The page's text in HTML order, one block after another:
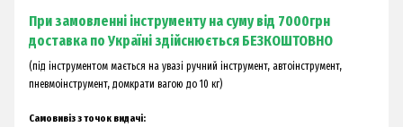
При замовленні інструменту на суму від 7000грн
доставка по Україні здійснюється БЕЗКОШТОВНО
(під інструментом мається на увазі ручний інструмент, автоінструмент,
пневмоінструмент, домкрати вагою до 10 кг)
Самовивіз з точок видачі: